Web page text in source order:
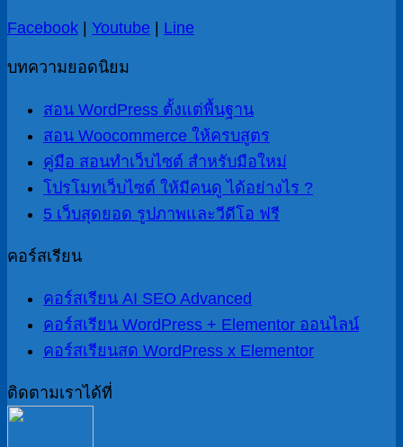
Facebook | Youtube | Line
บทความยอดนิยม
สอน WordPress ตั้งแต่พื้นฐาน
สอน Woocommerce ให้ครบสูตร
คู่มือ สอนทำเว็บไซต์ สำหรับมือใหม่
โปรโมทเว็บไซต์ ให้มีคนดู ได้อย่างไร ?
5 เว็บสุดยอด รูปภาพและวีดีโอ ฟรี
คอร์สเรียน
คอร์สเรียน AI SEO Advanced
คอร์สเรียน WordPress + Elementor ออนไลน์
คอร์สเรียนสด WordPress x Elementor
ติดตามเราได้ที่